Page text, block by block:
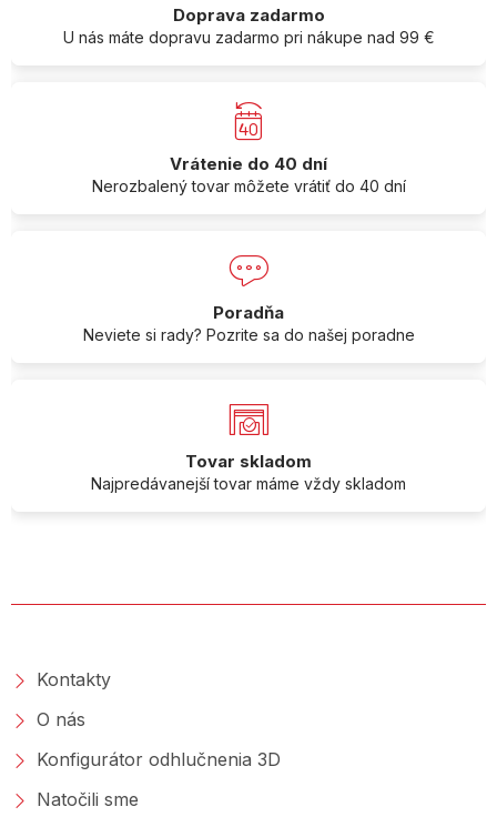
Doprava zadarmo
U nás máte dopravu zadarmo pri nákupe nad 99 €
Vrátenie do 40 dní
Nerozbalený tovar môžete vrátiť do 40 dní
Poradňa
Neviete si rady? Pozrite sa do našej poradne
Tovar skladom
Najpredávanejší tovar máme vždy skladom
Kontakty
O nás
Konfigurátor odhlučnenia 3D
Natočili sme